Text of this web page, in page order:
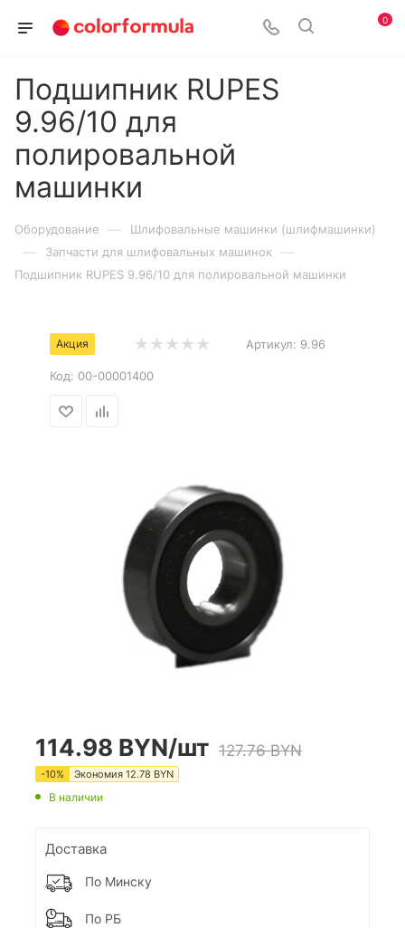
0
Подшипник RUPES
9.96/10 для
полировальной
машинки
Оборудование — Шлифовальные машинки (шлифмашинки)
— Запчасти для шлифовальных машинок —
Подшипник RUPES 9.96/10 для полировальной машинки
Акция Артикул: 9.96
Код: 00-00001400
114.98 BYN/шт 127.76BYN
-10% Экономия 12.78 BYN
В наличии
Доставка
По Минску
По РБ